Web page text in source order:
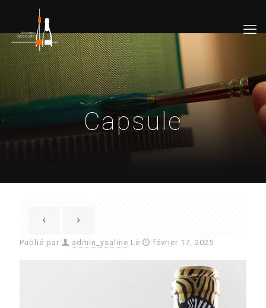
Capsule
Publié par admin_ysaline Le février 17, 2025